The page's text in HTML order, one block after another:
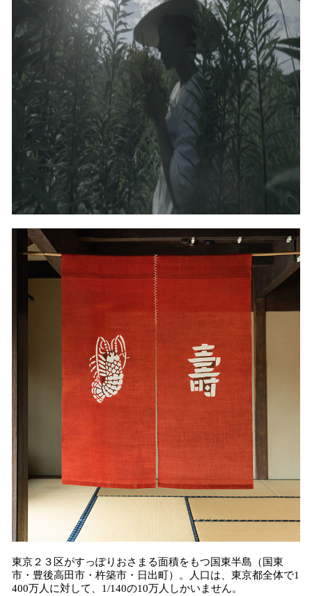
東京２３区がすっぽりおさまる面積をもつ国東半島（国東
市・豊後高田市・杵築市・日出町）。人口は、東京都全体で1
400万人に対して、1/140の10万人しかいません。